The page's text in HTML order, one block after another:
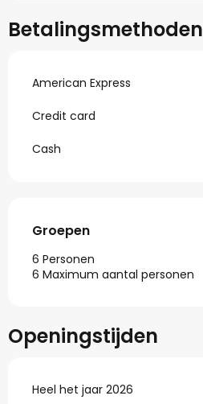
Betalingsmethoden
American Express
Credit card
Cash
Groepen
Groepen
6 Personen
6 Maximum aantal personen
Openingstijden
Heel het jaar 2026